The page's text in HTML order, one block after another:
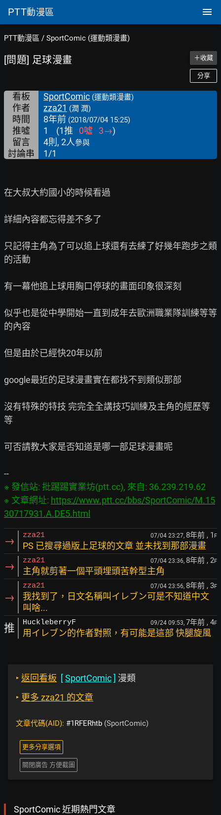
PTT動漫區
PTT動漫區 / SportComic (運動類漫畫)
[問題] 足球漫畫 ＋收藏
分享
看板 SportComic (運動類漫畫)
作者 zza21 (潤 潤)
時間 8年前 (2018/07/04 15:25)
推噓 1 (1推 0噓 3→)
留言
4則, 2人參與
討論串 1/1
在大叔大約國小的時候看過
詳細內容都忘得差不多了
只記得主角為了可以追上球還有去練了好幾年跑步之類
的活動
有一幕他追上球用胸口停球的畫面印象很深刻
似乎也是從中學開始一直到成年去歐洲職業隊訓練等等
的內容
但是由於已經快20年以前
google最近的足球漫畫實在都找不到類似那部
沒有特殊的特技 完完全全講技巧訓練及主角的經歷等
等
可否請教大家是否知道是哪一部足球漫畫呢
※ 發信站: 批踢踢實業坊(ptt.cc), 來自: 36.239.219.62
※ 文章網址: https://www.ptt.cc/bbs/SportComic/M.15
30717931.A.DE5.html
→ zza21 07/04 23:27, 8年前 , 1 F
PS 已搜尋過版上足球的文章 並未找到那部漫畫
→ zza21 07/04 23:36, 8年前 , 2F
主角就剪著一個平頭埋頭苦幹型主角
→
zza21 07/04 23:56, 8年前 , 3F
我找到了，日文名稱叫イレブン可是不知道中文
叫啥...
推 HuckleberryF 09/24 09:53, 7年前 , 4F
用イレブン的作者對照，有可能是這部 快腿旋風
‣ 返回看板 [SportComic] 漫類
‣ 更多 zza21 的文章
文章代碼(AID): #1RFERhtb (SportComic)
更多分享選項
關閉廣告 方便截圖
SportComic 近期熱門文章